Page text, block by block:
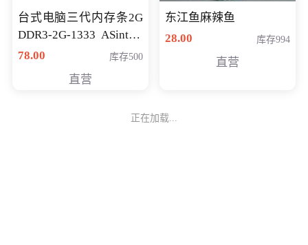
台式电脑三代内存条2G
DDR3-2G-1333 ASint昱
联品牌
78.00 库存500
直营
东江鱼麻辣鱼
28.00
库存994
直营
正在加载...